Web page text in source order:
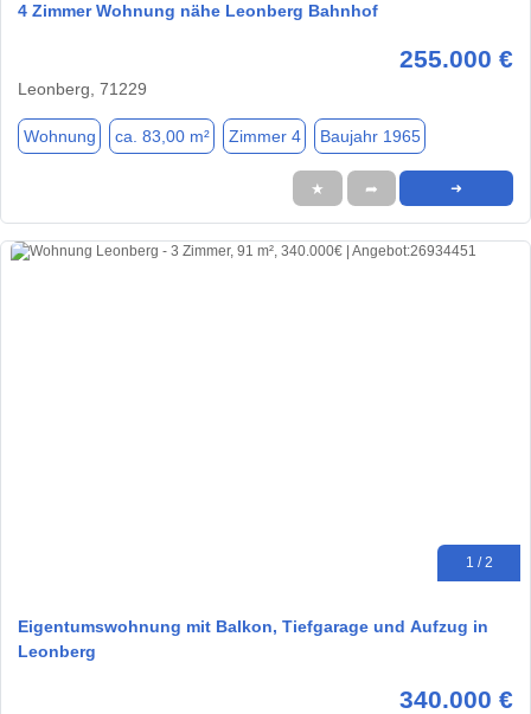
4 Zimmer Wohnung nähe Leonberg Bahnhof
255.000 €
Leonberg, 71229
Wohnung ca. 83,00 m² Zimmer 4 Baujahr 1965
★ ➦ ➜
1 / 2
Eigentumswohnung mit Balkon, Tiefgarage und Aufzug in
Leonberg
340.000 €